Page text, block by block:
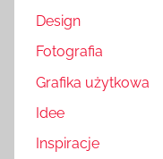
Design
Fotografia
Grafika użytkowa
Idee
Inspiracje